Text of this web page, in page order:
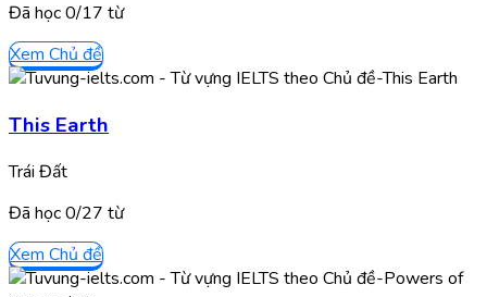
Đã học0/17 từ
Xem Chủ đề
This Earth
Trái Đất
Đã học0/27 từ
Xem Chủ đề